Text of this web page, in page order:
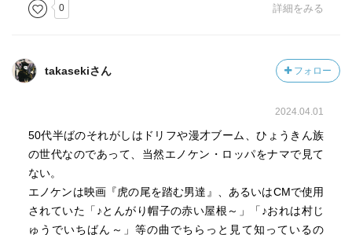
0 詳細をみる
takasekiさん フォロー
2024.04.01
50代半ばのそれがしはドリフや漫才ブーム、ひょうきん族
の世代なのであって、当然エノケン・ロッパをナマで見て
ない。
エノケンは映画『虎の尾を踏む男達』、あるいはCMで使用
されていた「♪とんがり帽子の赤い屋根～」「♪おれは村じ
ゅうでいちばん～」等の曲でちらっと見て知っているの